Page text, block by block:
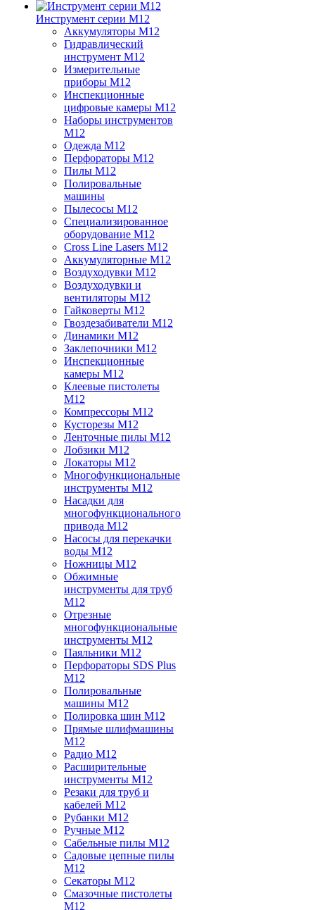
Инструмент серии M12
Аккумуляторы M12
Гидравлический
инструмент M12
Измерительные
приборы M12
Инспекционные
цифровые камеры M12
Наборы инструментов
M12
Одежда M12
Перфораторы M12
Пилы M12
Полировальные
машины
Пылесосы M12
Специализированное
оборудование M12
Cross Line Lasers M12
Аккумуляторные M12
Воздуходувки M12
Воздуходувки и
вентиляторы M12
Гайковерты M12
Гвоздезабиватели M12
Динамики M12
Заклепочники M12
Инспекционные
камеры M12
Клеевые пистолеты
M12
Компрессоры M12
Кусторезы M12
Ленточные пилы M12
Лобзики M12
Локаторы M12
Многофункциональные
инструменты M12
Насадки для
многофункционального
привода M12
Насосы для перекачки
воды M12
Ножницы M12
Обжимные
инструменты для труб
M12
Отрезные
многофункциональные
инструменты M12
Паяльники M12
Перфораторы SDS Plus
M12
Полировальные
машины M12
Полировка шин M12
Прямые шлифмашины
M12
Радио M12
Расширительные
инструменты M12
Резаки для труб и
кабелей M12
Рубанки M12
Ручные M12
Сабельные пилы M12
Садовые цепные пилы
M12
Секаторы M12
Смазочные пистолеты
M12